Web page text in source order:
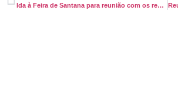
Ida à Feira de Santana para reunião com os representantes